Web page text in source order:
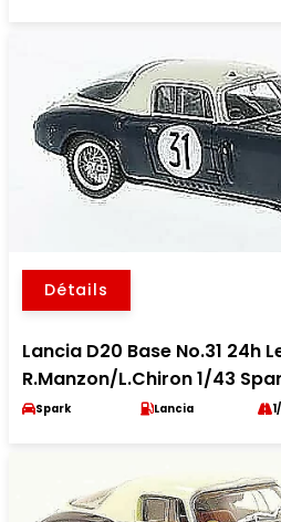
Détails
Lancia D20 Base No.31 24h
R.Manzon/L.Chiron 1/43
Spark Lancia